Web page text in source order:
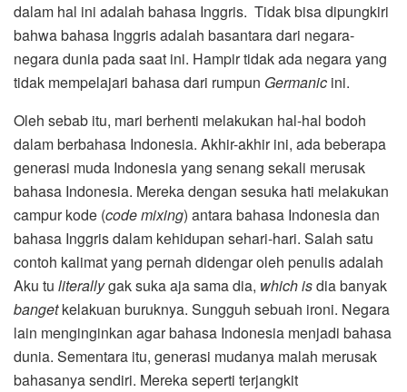
dalam hal ini adalah bahasa Inggris. Tidak bisa dipungkiri
bahwa bahasa Inggris adalah basantara dari negara-
negara dunia pada saat ini. Hampir tidak ada negara yang
tidak mempelajari bahasa dari rumpun Germanic ini.
Oleh sebab itu, mari berhenti melakukan hal-hal bodoh
dalam berbahasa Indonesia. Akhir-akhir ini, ada beberapa
generasi muda Indonesia yang senang sekali merusak
bahasa Indonesia. Mereka dengan sesuka hati melakukan
campur kode (code mixing) antara bahasa Indonesia dan
bahasa Inggris dalam kehidupan sehari-hari. Salah satu
contoh kalimat yang pernah didengar oleh penulis adalah
Aku tu literallygak suka aja sama dia, which isdia banyak
bangetkelakuan buruknya. Sungguh sebuah ironi. Negara
lain menginginkan agar bahasa Indonesia menjadi bahasa
dunia. Sementara itu, generasi mudanya malah merusak
bahasanya sendiri. Mereka seperti terjangkit